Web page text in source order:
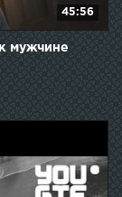
45:56
мужчине